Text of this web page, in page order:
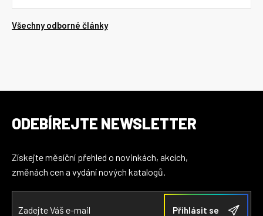
Všechny odborné články
ODEBÍREJTE NEWSLETTER
Získejte měsíční přehled o novinkách, akcích,
změnách cen a vydání nových katalogů.